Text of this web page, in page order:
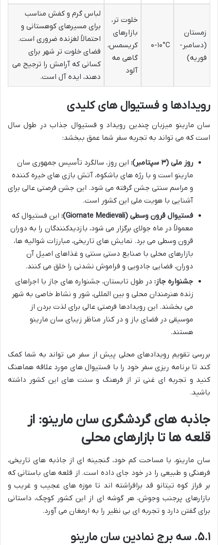
زمستان
(دسامبر-
فوریه)
۰-۱۰°C
خلوت تر،
بازارهای
کریسمس،
گاهی مه
آلود
لباس گرم و کفش مناسب
برای مسیرهای کوهستانی و
احتمالاً لغزنده ضروری است.
فضای خلوت تر شهر برای
کسانی که آرامش را ترجیح می
دهند، ایده آل است.
رویدادها و فستیوال های کلیدی
سان مارینو میزبان چندین رویداد و فستیوال جذاب در طول سال
است که می تواند به تجربه سفر شما عمق ببخشد:
روز ملی (۳ سپتامبر):
این روز، سالگرد تأسیس جمهوری سان
مارینو است و با رژه های باشکوه، آتش بازی های خیره کننده
و مراسم سنتی جشن گرفته می شود. این جشن فرصتی عالی برای
آشنایی با هویت ملی این کشور است.
فستیوال قرون وسطی (Giornate Medievali):
این فستیوال که
معمولاً در ماه جولای برگزار می شود، بازدیدکنندگان را به دوران
قرون وسطی می برد. نمایش های تاریخی، مبارزات شوالیه ها،
بازارهای محلی با صنایع دستی سنتی و غذاهای اصیل آن
دوران، فضایی جادویی و فراموش نشدنی را خلق می کنند.
جشنواره جاز: در طول تابستان، جشنواره های جاز با اجراهای
زنده هنرمندان محلی و بین المللی، شور و نشاط خاصی به شهر
می بخشند. این رویدادها فرصتی عالی برای لذت بردن از
موسیقی در فضای باز و در کنار مناظر زیبای سان مارینو
هستند.
بررسی تقویم رویدادهای محلی پیش از سفر می تواند به شما کمک
کند تا برنامه ریزی سفر خود را با فستیوال های مورد علاقه هماهنگ
کنید و تجربه ای غنی تر از فرهنگ و سنت های این کشور داشته
باشید.
جاذبه های گردشگری سان مارینو: از
قلعه ها تا بازارهای محلی
سان مارینو، با مساحت کم خود، گنجینه ای از جاذبه های تاریخی،
فرهنگی و طبیعی را در خود جای داده است. از قلعه های باستانی که
بر فراز کوه تیتانو قد برافراشته اند تا موزه های عجیب و غریب و
بازارهای پرجنب وجوش، هر گوشه ای از این کشور کوچک، داستانی
برای گفتن دارد و تجربه ای بی نظیر را به ارمغان می آورد.
۵.۱. سه برج نمادین سان مارینو